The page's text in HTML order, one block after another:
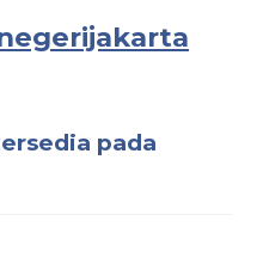
pada